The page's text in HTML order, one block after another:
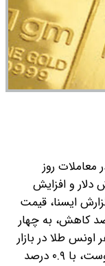
معاملات روز
دلار و افزایش
ایسنا، قیمت
برای تحویل فوری، با ۰.۳ درصد کاهش، به چهار
قیمت هر اونس طلا در بازار
معاملات آتی آمریکا برای تحویل در ماه آگوست، با ۰.۹ درصد